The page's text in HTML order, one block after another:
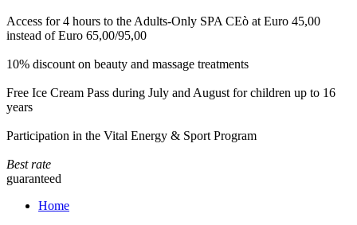
Access for 4 hours to the Adults-Only SPA CEò at Euro 45,00
instead of Euro 65,00/95,00
10% discount on beauty and massage treatments
Free Ice Cream Pass during July and August for children up to 16
years
Participation in the Vital Energy & Sport Program
Best rate
guaranteed
Home